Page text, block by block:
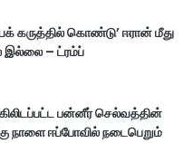
கருத்தில் கொண்டு’ ஈரான் மீது
இல்லை – ட்ரம்ப்
பன்னீர் செல்வத்தின்
நாளை ஈப்போவில் நடைபெறும்